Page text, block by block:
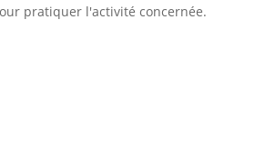
pratiquer l'activité concernée.